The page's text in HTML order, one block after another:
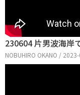
230604 片男波海岸
NOBUHIRO OKANO /